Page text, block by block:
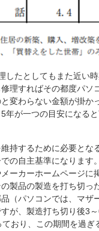
したとしてもまた近い
理すればその都度パソ
変わらない金額が掛か
が一つの目安になると
持するために必要とな
の自主基準になります。
ーカーホームページに
製品の製造を打ち切っ
（パソコンでは、マザ
が、製造打ち切り後3
おり、この期間を過ぎ